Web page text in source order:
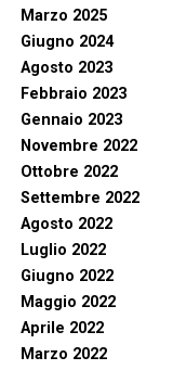
Marzo 2025
Giugno 2024
Agosto 2023
Febbraio 2023
Gennaio 2023
Novembre 2022
Ottobre 2022
Settembre 2022
Agosto 2022
Luglio 2022
Giugno 2022
Maggio 2022
Aprile 2022
Marzo 2022